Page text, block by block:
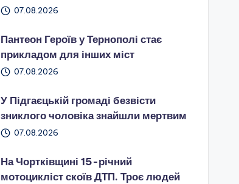
07.08.2026
Пантеон Героїв у Тернополі стає
прикладом для інших міст
07.08.2026
У Підгаєцькій громаді безвісти
зниклого чоловіка знайшли мертвим
07.08.2026
На Чортківщині 15-річний
мотоцикліст скоїв ДТП. Троє людей